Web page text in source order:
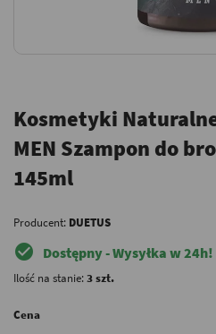
Kosmetyki Naturalne
MEN Szampon do
145ml
Producent: DUETUS
check_circle Dostępny - Wysyłka w 24h!
Ilość na stanie:3 szt.
Cena